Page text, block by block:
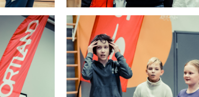
Image